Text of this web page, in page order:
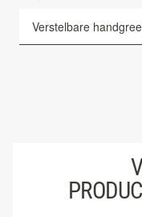
Verstelbare